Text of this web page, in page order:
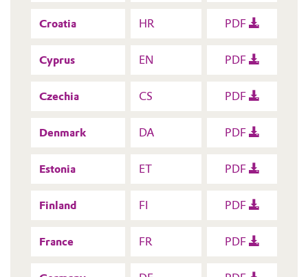
Croatia HR PDF
Cyprus EN PDF
Czechia CS PDF
Denmark DA PDF
Estonia ET PDF
Finland FI PDF
France FR PDF